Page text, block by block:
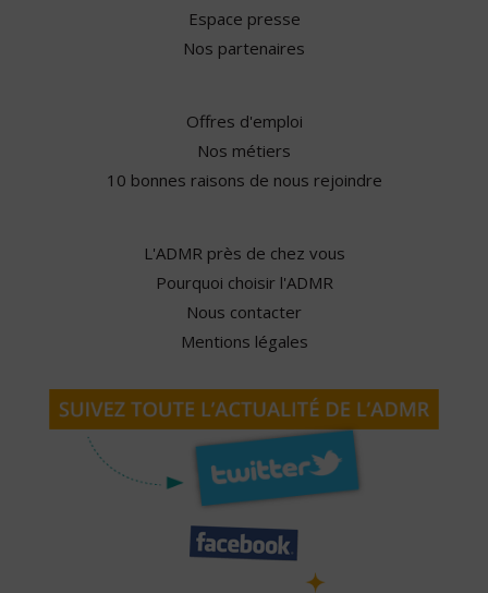
Espace presse
Nos partenaires
Offres d'emploi
Nos métiers
10 bonnes raisons de nous rejoindre
L'ADMR près de chez vous
Pourquoi choisir l'ADMR
Nous contacter
Mentions légales